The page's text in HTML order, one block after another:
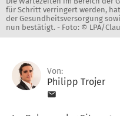
für Schritt verringert werden,
der Gesundheitsversorgung
nun bestätigt. - Foto: © LPA/
Von:
Philipp Trojer